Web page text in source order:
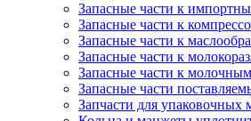
Запасные части к
Запасные части к
Запасные части к
Запасные части к
Запасные части к
Запасные части
Запчасти для упаковочных